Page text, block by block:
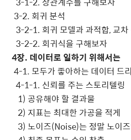
3-2. 회귀 분석
3-2-1. 회귀 모델과 과적합,교차
3-2-2. 회귀식을 구해보자
4장. 데이터로 일하기 위해서는
4-1. 모두가 좋아하는 데이터 드
4-1-1. 신뢰를 주는 스토리텔링
1) 공유해야 할 결과물
2) 지표는 최대한 가공을 적게
3)노이즈(Noise)는 정말 노이